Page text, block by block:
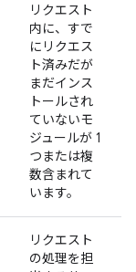
リクエスト
内に、すで
にリクエス
ト済みだが
まだインス
トールされ
ていないモ
ジュールが 1
つまたは複
数含まれて
います。
リクエスト
の処理を担